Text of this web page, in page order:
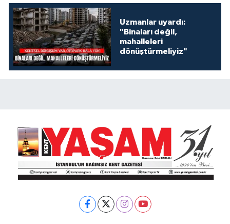
Uzmanlar uyardı:
"Binaları değil,
mahalleleri
dönüştürmeliyiz"